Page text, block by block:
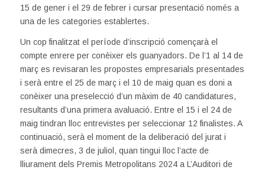
15 de gener i el 29 de febrer i cursar presentació només a
una de les categories establertes.
Un cop finalitzat el període d’inscripció començarà el
compte enrere per conèixer els guanyadors. De l’1 al 14 de
març es revisaran les propostes empresarials presentades
i serà entre el 25 de març i el 10 de maig quan es doni a
conèixer una preselecció d’un màxim de 40 candidatures,
resultants d’una primera avaluació. Entre el 15 i el 24 de
maig tindran lloc entrevistes per seleccionar 12 finalistes. A
continuació, serà el moment de la deliberació del jurat i
serà dimecres, 3 de juliol, quan tingui lloc l’acte de
lliurament dels Premis Metropolitans 2024 a L’Auditori de